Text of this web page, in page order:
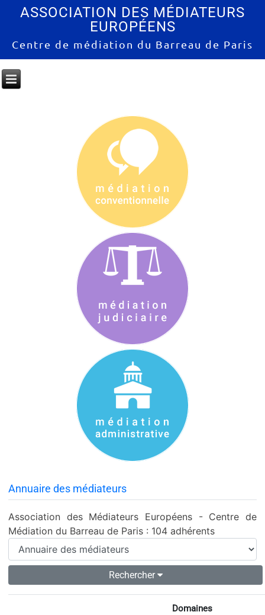
ASSOCIATION DES MÉDIATEURS
EUROPÉENS
Centre de médiation du Barreau de Paris
Annuaire des médiateurs
Association des Médiateurs Européens - Centre de
Médiation du Barreau de Paris : 104 adhérents
Rechercher
Domaines